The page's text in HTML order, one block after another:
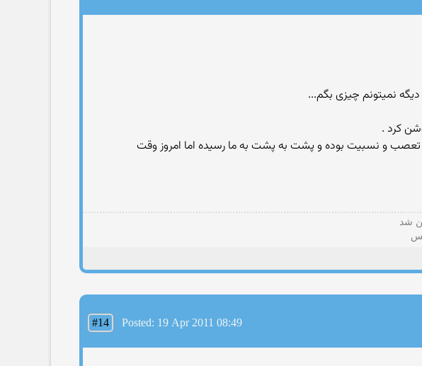
نمیتونم چیزی بگم...
کرد .
تعصب و نسبیت بوده و پشت به پشت به ما رسیده اما امروز وقت
شد
#14 Posted: 19 Apr 2011 08:49